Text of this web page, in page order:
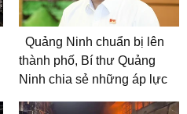
Quảng Ninh chuẩn bị lên
thành phố, Bí thư Quảng
Ninh chia sẻ những áp lực